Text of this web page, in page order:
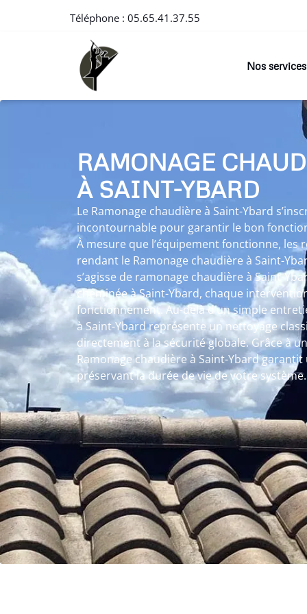
Téléphone : 05.65.41.37.55
Nos services
RAMONAGE
À SAINT-YBARD
Le Ramonage chaudière à Saint-Ybard
incontournable pour garantir le bon
À mesure que l’équipement fonctionne, les
rendant le Ramonage chaudière à Saint-
s’agisse de ramonage chaudière à Saint-
cheminée à Saint-Ybard, chaque
fonctionnement. Au-delà d’un simple
à Saint-Ybard représente un nettoyage
directement à la sécurité globale. Grâce à
Ramonage chaudière à Saint-Ybard
préservant la durée de vie de votre système.